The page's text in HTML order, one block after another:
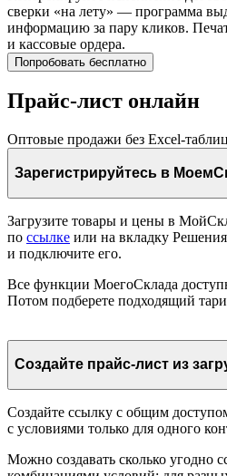
сверки «на лету» — программа
информацию за пару кликов.
и кассовые ордера.
Попробовать бесплатно
Прайс-лист онлайн
Оптовые продажи без Excel-
Зарегистрируйтесь в
Загрузите товары и цены в
по ссылке или на вкладку
и подключите его.
Все функции МоегоСклада
Потом подберете подходящий
Создайте прайс-лист из
Создайте ссылку с общим
с условиями только для одного
Можно создавать сколько угодно